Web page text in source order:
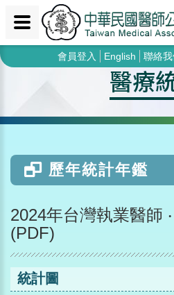
會員登入 English 聯絡我
醫療
歷年統計年鑑
2024年台灣執業醫師
(PDF)
統計圖